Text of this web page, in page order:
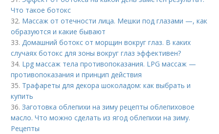
Что такое ботокс
32. Массаж от отечности лица. Мешки под глазами —, как
образуются и какие бывают
33.Домашний ботокс от морщин вокруг глаз. В каких
случаях ботокс для зоны вокруг глаз эффективен?
34. Lpg массаж тела противопоказания. LPG массаж —
противопоказания и принцип действия
35. Трафареты для декора шоколадом: как выбрать и
купить
36.Заготовка облепихи на зиму рецепты облепиховое
масло. Что можно сделать из ягод облепихи на зиму.
Рецепты